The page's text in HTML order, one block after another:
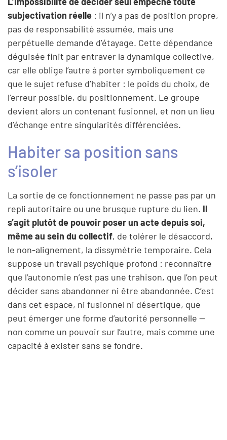
subjectivation réelle : il n’y a pas de position propre,
pas de responsabilité assumée, mais une
perpétuelle demande d’étayage. Cette dépendance
déguisée finit par entraver la dynamique collective,
car elle oblige l’autre à porter symboliquement ce
que le sujet refuse d’habiter : le poids du choix, de
l’erreur possible, du positionnement. Le groupe
devient alors un contenant fusionnel, et non un lieu
d’échange entre singularités différenciées.
Habiter sa position sans
s’isoler
La sortie de ce fonctionnement ne passe pas par un
repli autoritaire ou une brusque rupture du lien. Il
s’agit plutôt de pouvoir poser un acte depuis soi,
même au sein du collectif, de tolérer le désaccord,
le non-alignement, la dissymétrie temporaire. Cela
suppose un travail psychique profond : reconnaître
que l’autonomie n’est pas une trahison, que l’on peut
décider sans abandonner ni être abandonnée. C’est
dans cet espace, ni fusionnel ni désertique, que
peut émerger une forme d’autorité personnelle —
non comme un pouvoir sur l’autre, mais comme une
capacité à exister sans se fondre.